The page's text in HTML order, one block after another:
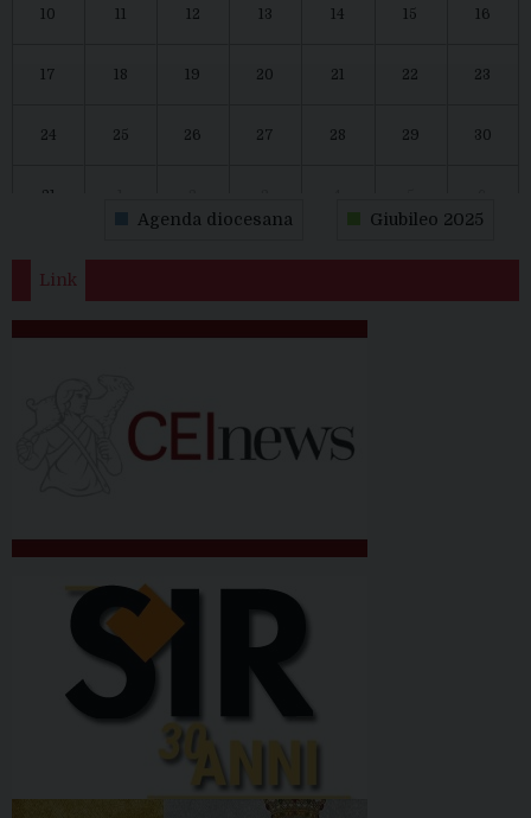
10 11 12 13 14 15 16
17 18 19 20 21 22 23
24 25 26 27 28 29 30
31
Agenda diocesana Giubileo 2025
Link